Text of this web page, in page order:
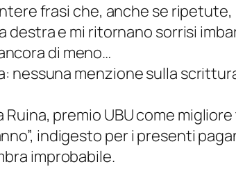
frasi che, anche se
e mi ritornano sorrisi
di meno…
nessuna menzione sulla
premio UBU come
indigesto per i presenti
improbabile.